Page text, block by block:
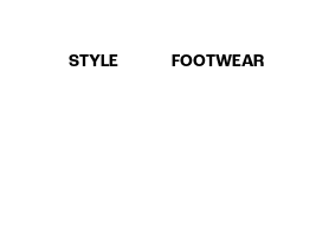
STYLE FOOTWEAR